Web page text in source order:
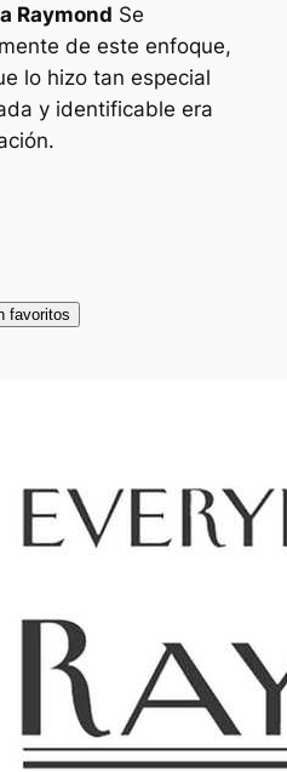
Raymond Se
de este enfoque,
lo hizo tan especial
y identificable era
favoritos